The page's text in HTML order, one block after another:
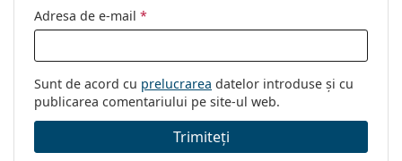
Adresa de e-mail *
Sunt de acord cu prelucrarea datelor introduse și cu
publicarea comentariului pe site-ul web.
Trimiteți